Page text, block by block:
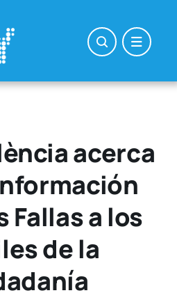
acerca
Fallas a los
de la